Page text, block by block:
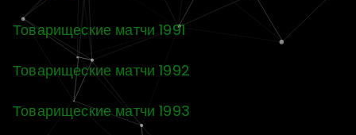
Товарищеские матчи 1991
Товарищеские матчи 1992
Товарищеские матчи 1993